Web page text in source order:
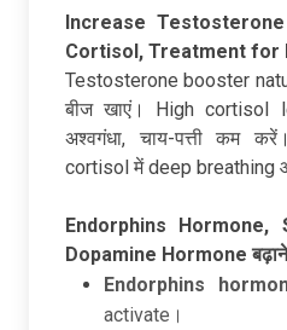
Increase
Cortisol, Treatment for
Testosterone booster
बीज खाएं। High
अश्वगंधा, चाय-पत्ती कम
cortisol में deep breathing
Endorphins Hormone,
Dopamine Hormone
Endorphins
activate।